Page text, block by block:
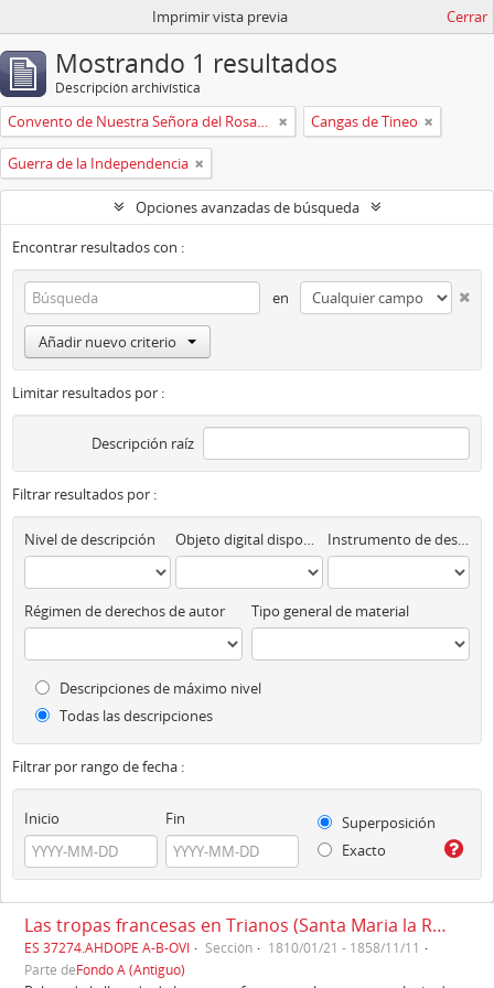
Imprimir vista previa Cerrar
Mostrando 1 resultados
Descripción archivística
Convento de Nuestra Señora del Rosario de Oviedo Cangas de Tineo
Guerra de la Independencia
Opciones avanzadas de búsqueda
Encontrar resultados con :
en
Añadir nuevo criterio
Limitar resultados por :
Descripción raíz
Filtrar resultados por :
Nivel de descripción Objeto digital disponibles Instrumento de descripción
Régimen de derechos de autor Tipo general de material
Descripciones de máximo nivel
Todas las descripciones
Filtrar por rango de fecha :
Inicio Fin
Superposición
Exacto
Las tropas francesas en Trianos (Santa Maria la Real de Trianos) (1810)
ES 37274.AHDOPE A-B-OVI Sección
1810/01/21 - 1858/11/11
Parte deFondo A (Antiguo)